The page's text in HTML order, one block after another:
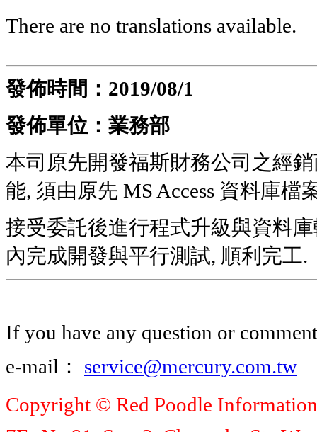
There are no translations available.
發佈時間：2019/08/1
發佈單位：業務部
本司原先開發福斯財務公司之經
能, 須由原先 MS Access 資料庫檔
接受委託後進行程式升級與資料
內完成開發與平行測試, 順利完工.
If you have any question or
e-mail： service@mercury.com.tw
Copyright © Red Poodle